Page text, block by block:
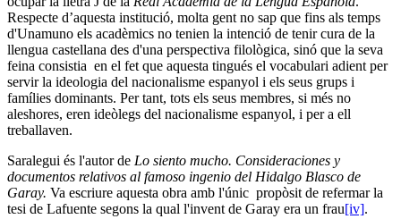
Respecte d’aquesta institució, molta gent no sap que fins als temps
d'Unamuno els acadèmics no tenien la intenció de tenir cura de la
llengua castellana des d'una perspectiva filològica, sinó que la seva
feina consistia en el fet que aquesta tingués el vocabulari adient per
servir la ideologia del nacionalisme espanyol i els seus grups i
famílies dominants. Per tant, tots els seus membres, si més no
aleshores, eren ideòlegs del nacionalisme espanyol, i per a ell
treballaven.
Saralegui és l'autor de Lo siento mucho. Consideraciones y
documentos relativos al famoso ingenio del Hidalgo Blasco de
Garay. Va escriure aquesta obra amb l'únic propòsit de refermar la
tesi de Lafuente segons la qual l'invent de Garay era un frau[iv].